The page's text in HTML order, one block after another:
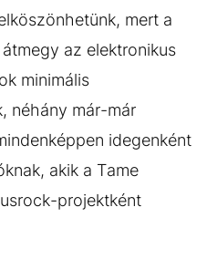
mert a
az elektronikus
minimális
néhány már-már
idegenként
akik a Tame
projektként